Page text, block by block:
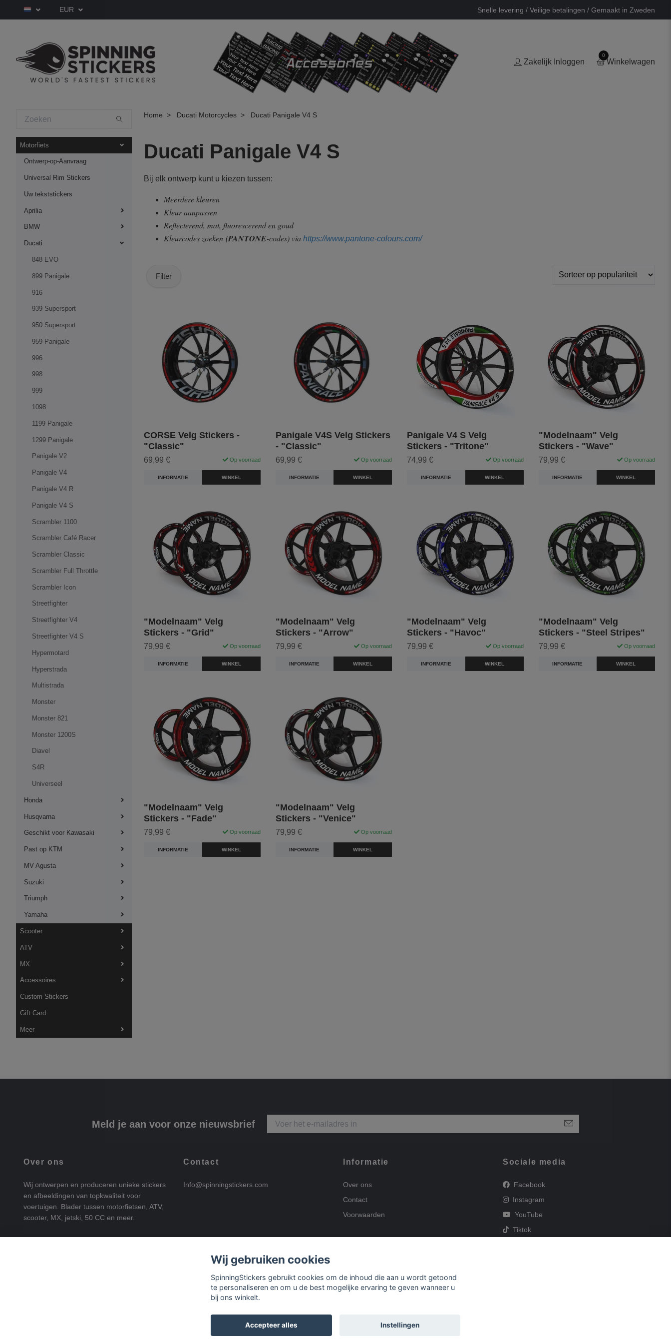
EUR Snelle levering / Veilige betalingen / Gemaakt in Zweden
Zakelijk Inloggen
0
Winkelwagen
Motorfiets
Ontwerp-op-Aanvraag
Universal Rim Stickers
Uw tekststickers
Aprilia
BMW
Ducati
848 EVO
899 Panigale
916
939 Supersport
950 Supersport
959 Panigale
996
998
999
1098
1199 Panigale
1299 Panigale
Panigale V2
Panigale V4
Panigale V4 R
Panigale V4 S
Scrambler 1100
Scrambler Café Racer
Scrambler Classic
Scrambler Full Throttle
Scrambler Icon
Streetfighter
Streetfighter V4
Streetfighter V4 S
Hypermotard
Hyperstrada
Multistrada
Monster
Monster 821
Monster 1200S
Diavel
S4R
Universeel
Honda
Husqvarna
Geschikt voor Kawasaki
Past op KTM
MV Agusta
Suzuki
Triumph
Yamaha
Scooter
ATV
MX
Accessoires
Custom Stickers
Gift Card
Meer
Home Ducati Motorcycles Ducati Panigale V4 S
Ducati Panigale V4 S
Bij elk ontwerp kunt u kiezen tussen:
Meerdere kleuren
Kleur aanpassen
Reflecterend, mat, fluorescerend en goud
Kleurcodes zoeken (PANTONE-codes) via https://www.pantone-colours.com/
Filter
CORSE Velg Stickers -
"Classic"
69,99 € Op voorraad
INFORMATIE WINKEL
Panigale V4S Velg Stickers
- "Classic"
69,99 € Op voorraad
INFORMATIE WINKEL
Panigale V4 S Velg
Stickers - "Tritone"
74,99 € Op voorraad
INFORMATIE WINKEL
"Modelnaam" Velg
Stickers - "Wave"
79,99 € Op voorraad
INFORMATIE WINKEL
"Modelnaam" Velg
Stickers - "Grid"
79,99 € Op voorraad
INFORMATIE WINKEL
"Modelnaam" Velg
Stickers - "Arrow"
79,99 € Op voorraad
INFORMATIE WINKEL
"Modelnaam" Velg
Stickers - "Havoc"
79,99 € Op voorraad
INFORMATIE WINKEL
"Modelnaam" Velg
Stickers - "Steel Stripes"
79,99 € Op voorraad
INFORMATIE WINKEL
"Modelnaam" Velg
Stickers - "Fade"
79,99 € Op voorraad
INFORMATIE WINKEL
"Modelnaam" Velg
Stickers - "Venice"
79,99 € Op voorraad
INFORMATIE WINKEL
Meld je aan voor onze nieuwsbrief
Over ons
Wij ontwerpen en produceren unieke stickers
en afbeeldingen van topkwaliteit voor
voertuigen. Blader tussen motorfietsen, ATV,
scooter, MX, jetski, 50 CC en meer.
Contact
Info@spinningstickers.com
Informatie
Over ons
Contact
Voorwaarden
Sociale media
Facebook
Instagram
YouTube
Tiktok
Wij gebruiken cookies
SpinningStickers gebruikt cookies om de inhoud die aan u wordt getoond
te personaliseren en om u de best mogelijke ervaring te geven wanneer u
bij ons winkelt.
Accepteer alles Instellingen